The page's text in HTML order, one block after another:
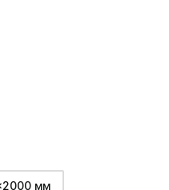
мм